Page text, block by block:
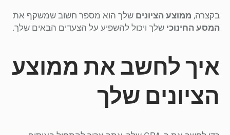
בקצרה, ממוצע הציונים שלך הוא מספר חשוב שמשקף את
המסע החינוכי שלך ויכול להשפיע על הצעדים הבאים שלך.
איך לחשב את ממוצע
הציונים שלך